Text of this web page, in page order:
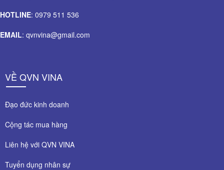
HOTLINE: 0979 511 536
EMAIL: qvnvina@gmail.com
VỀ QVN VINA
Đạo đức kinh doanh
Cộng tác mua hàng
Liên hệ với QVN VINA
Tuyển dụng nhân sự